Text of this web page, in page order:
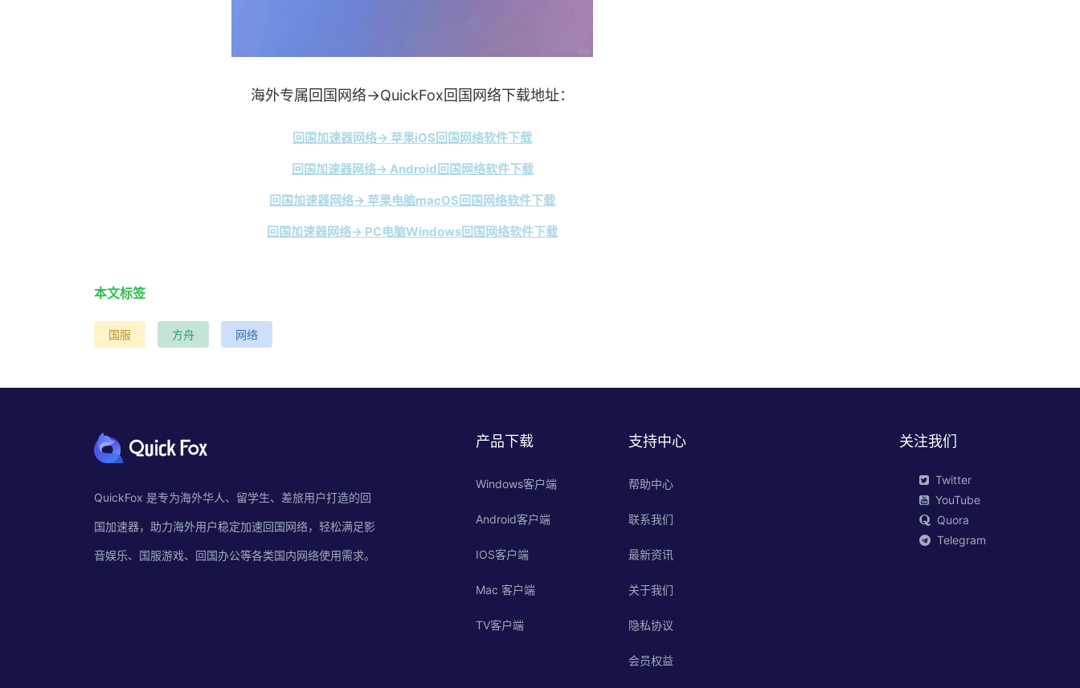
海外专属回国网络→QuickFox回国网络下载地址：
回国加速器网络→ 苹果iOS回国网络软件下载
回国加速器网络→ Android回国网络软件下载
回国加速器网络→ 苹果电脑macOS回国网络软件下载
回国加速器网络→ PC电脑Windows回国网络软件下载
本文标签
国服 方舟 网络
QuickFox 是专为海外华人、留学生、差旅用户打造的回
国加速器，助力海外用户稳定加速回国网络，轻松满足影
音娱乐、国服游戏、回国办公等各类国内网络使用需求。
产品下载
Windows客户端
Android客户端
IOS客户端
Mac 客户端
TV客户端
支持中心
帮助中心
联系我们
最新资讯
关于我们
隐私协议
会员权益
关注我们
Twitter
YouTube
Quora
Telegram